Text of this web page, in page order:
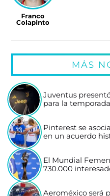
Franco
Colapinto
MÁS
Juventus
para la temporada
Pinterest se
en un acuerdo
El Mundial
730.000
Aeroméxico será